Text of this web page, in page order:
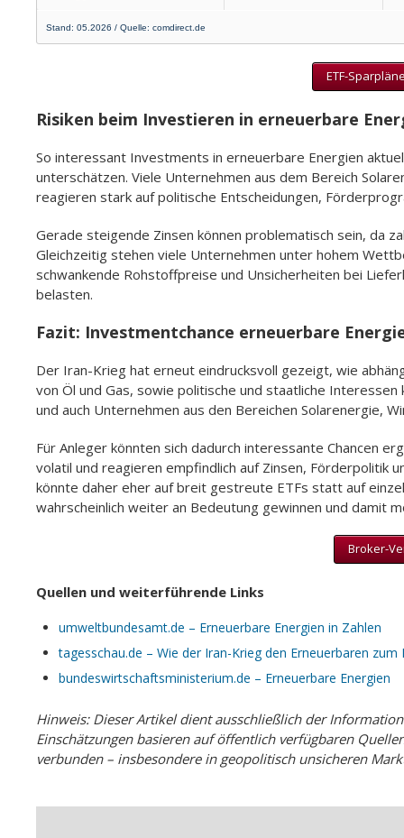
Stand: 05.2026 / Quelle: comdirect.de
ETF-
Risiken beim Investieren in erneuerbare
So interessant Investments in erneuerbare Energien
unterschätzen. Viele Unternehmen aus dem Bereich
reagieren stark auf politische Entscheidungen,
Gerade steigende Zinsen können problematisch sein, da
Gleichzeitig stehen viele Unternehmen unter hohem
schwankende Rohstoffpreise und Unsicherheiten bei
belasten.
Fazit: Investmentchance erneuerbare
Der Iran-Krieg hat erneut eindrucksvoll gezeigt, wie
von Öl und Gas, sowie politische und staatliche
und auch Unternehmen aus den Bereichen Solarenergie,
Für Anleger könnten sich dadurch interessante Chancen
volatil und reagieren empfindlich auf Zinsen, Förderpolitik
könnte daher eher auf breit gestreute ETFs statt auf
wahrscheinlich weiter an Bedeutung gewinnen und damit
Broker-
Quellen und weiterführende Links
umweltbundesamt.de – Erneuerbare Energien in Zahlen
tagesschau.de – Wie der Iran-Krieg den Erneuerbaren
bundeswirtschaftsministerium.de – Erneuerbare Energien
Hinweis: Dieser Artikel dient ausschließlich der
Einschätzungen basieren auf öffentlich verfügbaren
verbunden – insbesondere in geopolitisch unsicheren